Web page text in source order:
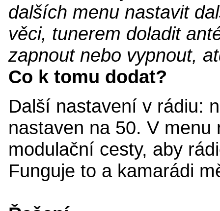
dalších menu nastavit
věci, tunerem doladit
zapnout nebo vypnout,
Co k tomu dodat?
Další nastavení v rádiu:
nastaven na 50. V
modulační cesty, aby
Funguje to a kamarádi